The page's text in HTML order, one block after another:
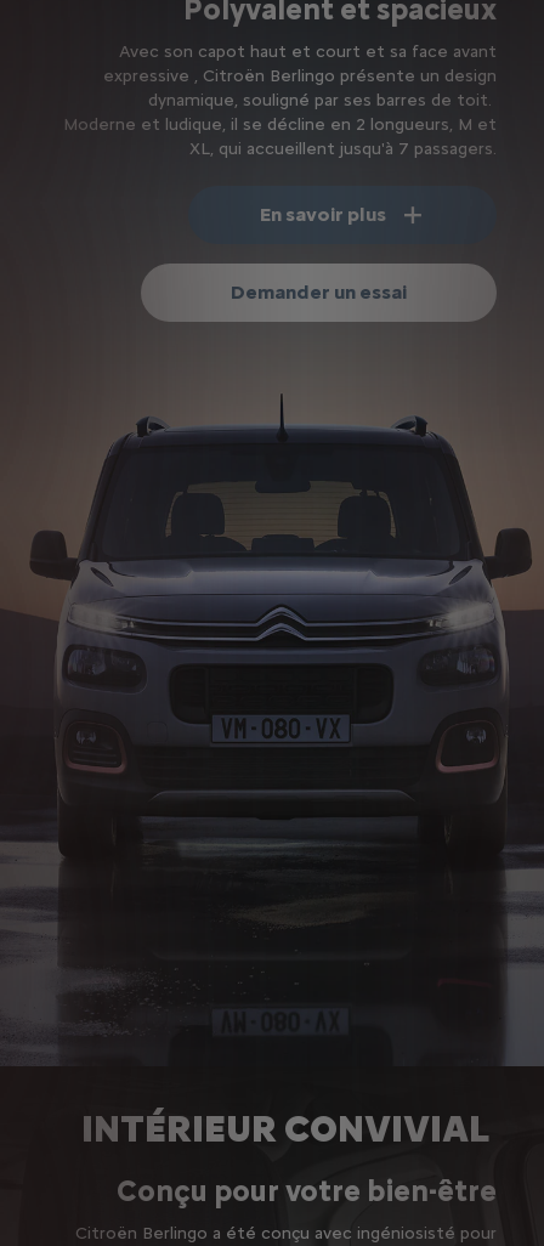
Polyvalent et spacieux
Avec son capot haut et court et sa face avant
expressive , Citroën Berlingo présente un design
dynamique, souligné par ses barres de toit.
Moderne et ludique, il se décline en 2 longueurs, M et
XL, qui accueillent jusqu'à 7 passagers.
En savoir plus
Demander un essai
INTÉRIEUR CONVIVIAL
Conçu pour votre bien-être
Citroën Berlingo a été conçu avec ingéniosisté pour